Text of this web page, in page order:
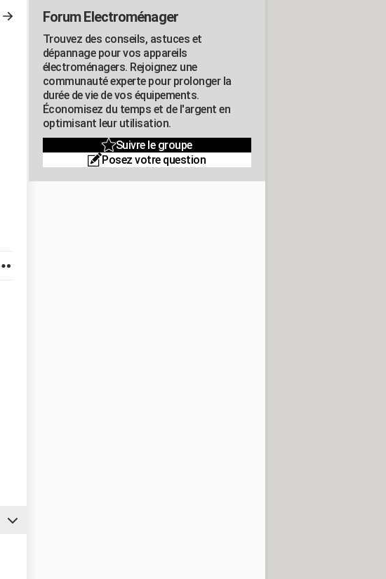
Forum Electroménager
Trouvez des conseils, astuces et
dépannage pour vos appareils
électroménagers. Rejoignez une
communauté experte pour prolonger la
durée de vie de vos équipements.
Économisez du temps et de l'argent en
optimisant leur utilisation.
Suivre le groupe
Posez votre question